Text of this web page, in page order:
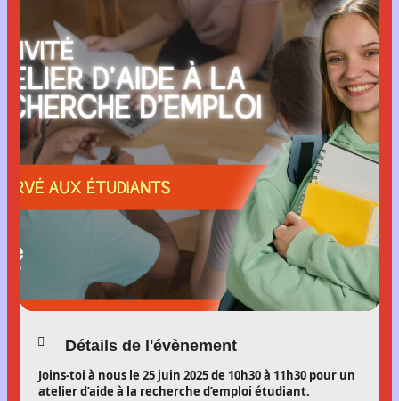
Détails de l'évènement
Joins-toi à nous le 25 juin 2025 de 10h30 à 11h30 pour un
atelier d’aide à la recherche d’emploi étudiant.